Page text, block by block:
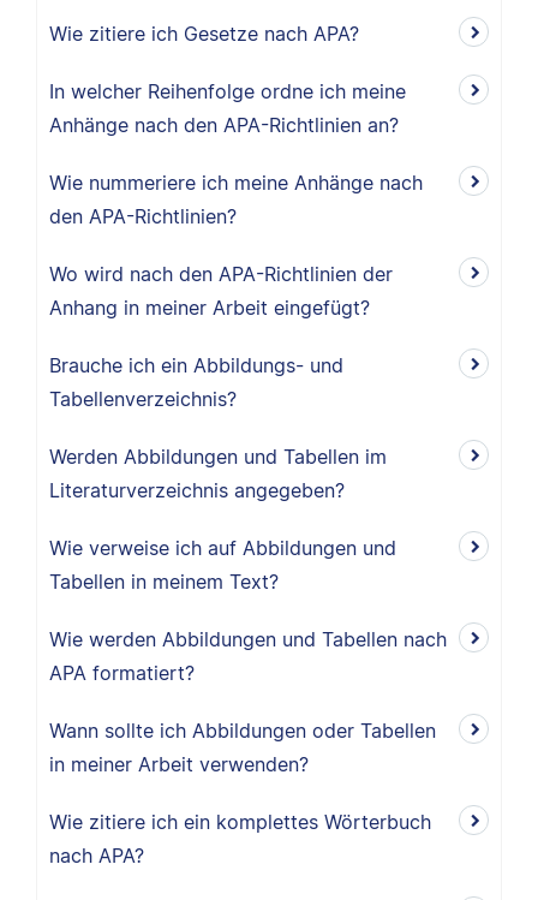
Wie zitiere ich Gesetze nach APA?
In welcher Reihenfolge ordne ich meine
Anhänge nach den APA-Richtlinien an?
Wie nummeriere ich meine Anhänge nach
den APA-Richtlinien?
Wo wird nach den APA-Richtlinien der
Anhang in meiner Arbeit eingefügt?
Brauche ich ein Abbildungs- und
Tabellenverzeichnis?
Werden Abbildungen und Tabellen im
Literaturverzeichnis angegeben?
Wie verweise ich auf Abbildungen und
Tabellen in meinem Text?
Wie werden Abbildungen und Tabellen nach
APA formatiert?
Wann sollte ich Abbildungen oder Tabellen
in meiner Arbeit verwenden?
Wie zitiere ich ein komplettes Wörterbuch
nach APA?